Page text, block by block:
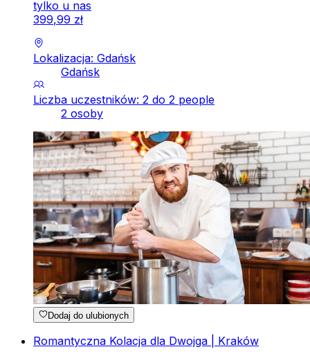
tylko u nas
399,99 zł
Lokalizacja: Gdańsk
Gdańsk
Liczba uczestników: 2 do 2 people
2 osoby
Dodaj do ulubionych
Romantyczna Kolacja dla Dwojga | Kraków